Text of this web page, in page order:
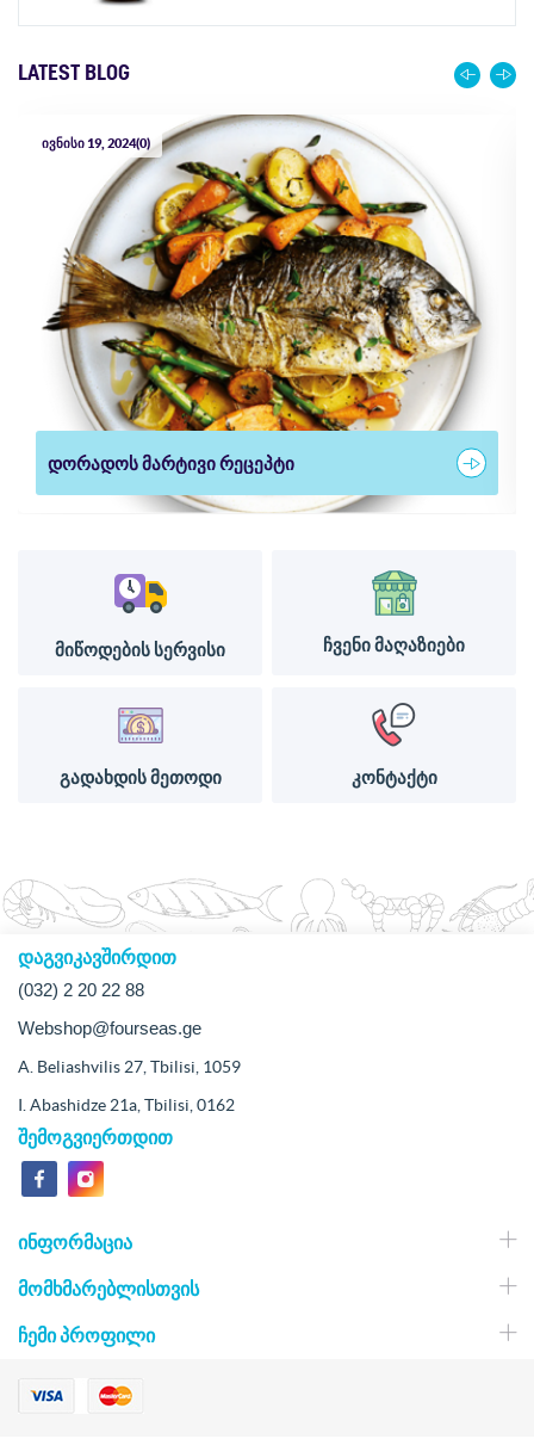
LATEST BLOG
ივნისი 19, 2024(0)
დორადოს მარტივი რეცეპტი
მიწოდების სერვისი ჩვენი მაღაზიები
გადახდის მეთოდი კონტაქტი
დაგვიკავშირდით
(032) 2 20 22 88
Webshop@fourseas.ge
A. Beliashvilis 27, Tbilisi, 1059
I. Abashidze 21a, Tbilisi, 0162
შემოგვიერთდით
ᲘᲜᲤᲝᲠᲛᲐᲪᲘᲐ
ᲛᲝᲛᲮᲛᲐᲠᲔᲑᲚᲘᲡᲗᲕᲘᲡ
ᲩᲔᲛᲘ ᲞᲠᲝᲤᲘᲚᲘ